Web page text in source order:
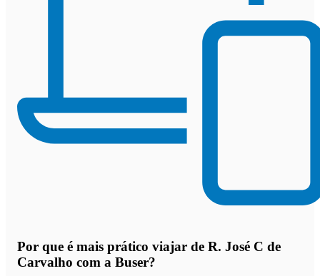
Por que é mais prático viajar de R. José C de
Carvalho com a Buser?